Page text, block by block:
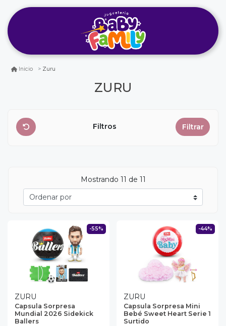
Inicio Zuru
ZURU
Filtros Filtrar
Mostrando 11 de 11
-55%
ZURU
Capsula Sorpresa
Mundial 2026 Sidekick
Ballers
-44%
ZURU
Capsula Sorpresa Mini
Bebé Sweet Heart Serie 1
Surtido